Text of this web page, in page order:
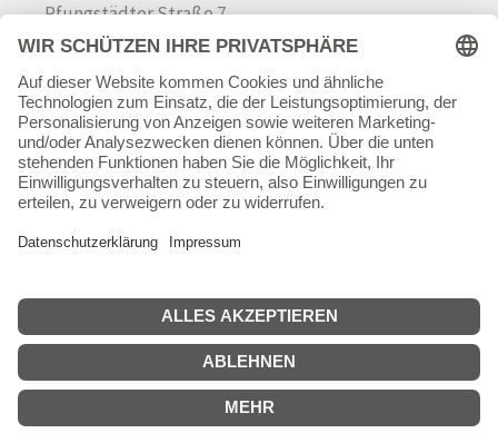
Pfungstädter Straße 7
64342 Seeheim-Jugenheim
Tel.06257 868181
Mail:info@skateshop.de
Warenkorb
Mein Konto
Copyright © 2026 skateshop.de